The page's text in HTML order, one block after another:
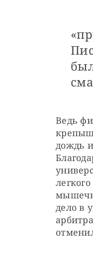
Ведь
дождь
дело в